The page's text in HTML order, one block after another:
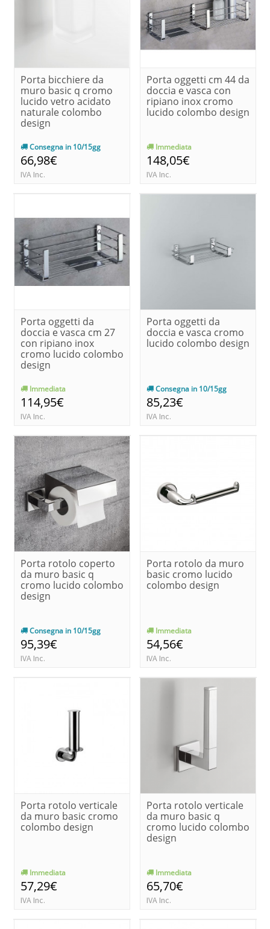
Porta bicchiere da
muro basic q cromo
lucido vetro acidato
naturale colombo
design
Consegna in 10/15gg
66,98€
IVA Inc.
Porta oggetti cm 44 da
doccia e vasca con
ripiano inox cromo
lucido colombo design
Immediata
148,05€
IVA Inc.
Porta oggetti da
doccia e vasca cm 27
con ripiano inox
cromo lucido colombo
design
Immediata
114,95€
IVA Inc.
Porta oggetti da
doccia e vasca cromo
lucido colombo design
Consegna in 10/15gg
85,23€
IVA Inc.
Porta rotolo coperto
da muro basic q
cromo lucido colombo
design
Consegna in 10/15gg
95,39€
IVA Inc.
Porta rotolo da muro
basic cromo lucido
colombo design
Immediata
54,56€
IVA Inc.
Porta rotolo verticale
da muro basic cromo
colombo design
Immediata
57,29€
IVA Inc.
Porta rotolo verticale
da muro basic q
cromo lucido colombo
design
Immediata
65,70€
IVA Inc.